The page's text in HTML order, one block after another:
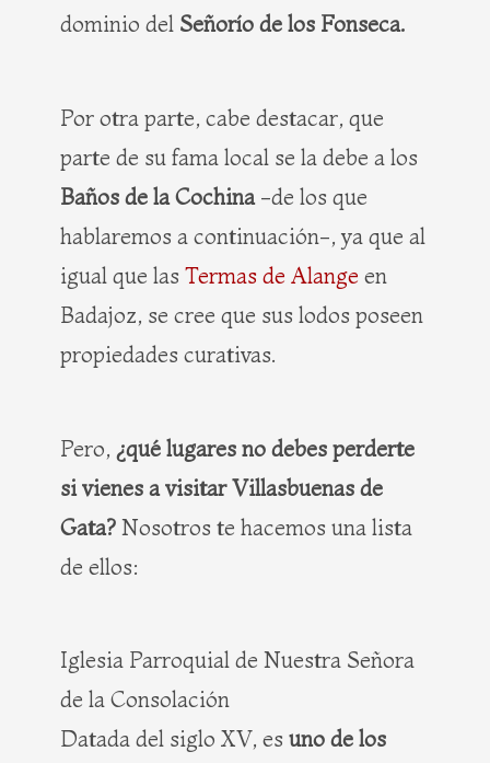
dominio del Señorío de los Fonseca.
Por otra parte, cabe destacar, que
parte de su fama local se la debe a los
Baños de la Cochina-de los que
hablaremos a continuación-, ya que al
igual que las Termas de Alange en
Badajoz, se cree que sus lodos poseen
propiedades curativas.
Pero, ¿qué lugares no debes perderte
si vienes a visitar Villasbuenas de
Gata? Nosotros te hacemos una lista
de ellos:
Iglesia Parroquial de Nuestra Señora
de la Consolación
Datada del siglo XV, es uno de los